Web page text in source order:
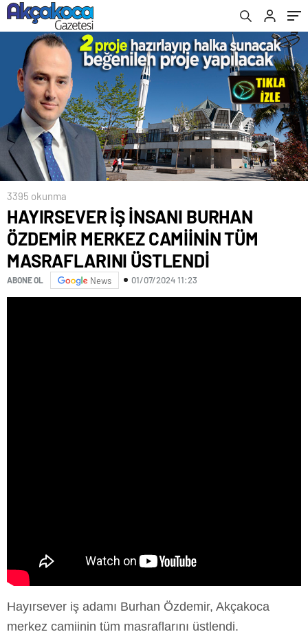
ÜSTLENDİ
3395 okunma
HAYIRSEVER İŞ İNSANI BURHAN
ÖZDEMİR MERKEZ CAMİİNİN TÜM
MASRAFLARINI ÜSTLENDİ
ABONE OL News 01/07/2024 11:23
Hayırsever iş adamı Burhan Özdemir, Akçakoca
merkez camiinin tüm masraflarını üstlendi.